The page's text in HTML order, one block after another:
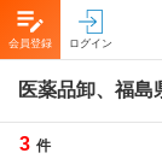
会員登録 ログイン
医薬品卸、福島
3 件